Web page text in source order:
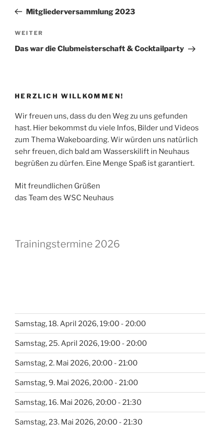
Beitrag
Mitgliederversammlung 2023
Nächster
Beitrag
WEITER
Das war die Clubmeisterschaft & Cocktailparty
HERZLICH WILLKOMMEN!
Wir freuen uns, dass du den Weg zu uns gefunden
hast. Hier bekommst du viele Infos, Bilder und Videos
zum Thema Wakeboarding. Wir würden uns natürlich
sehr freuen, dich bald am Wasserskilift in Neuhaus
begrüßen zu dürfen. Eine Menge Spaß ist garantiert.
Mit freundlichen Grüßen
das Team des WSC Neuhaus
Trainingstermine 2026
Samstag, 18. April 2026, 19:00 - 20:00
Samstag, 25. April 2026, 19:00 - 20:00
Samstag, 2. Mai 2026, 20:00 - 21:00
Samstag, 9. Mai 2026, 20:00 - 21:00
Samstag, 16. Mai 2026, 20:00 - 21:30
Samstag, 23. Mai 2026, 20:00 - 21:30